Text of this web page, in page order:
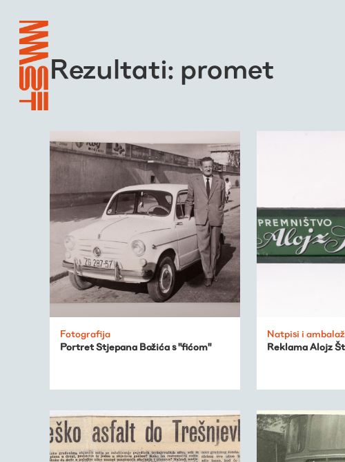
Rezultati: promet
Fotografija
Portret Stjepana Božića s "fićom"
Natpisi i
Reklama Alojz